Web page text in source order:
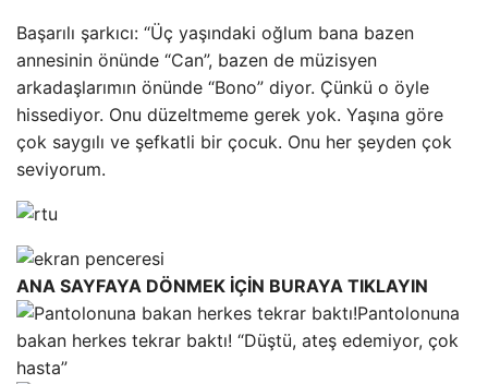
Başarılı şarkıcı: “Üç yaşındaki oğlum bana bazen
annesinin önünde “Can”, bazen de müzisyen
arkadaşlarımın önünde “Bono” diyor. Çünkü o öyle
hissediyor. Onu düzeltmeme gerek yok. Yaşına göre
çok saygılı ve şefkatli bir çocuk. Onu her şeyden çok
seviyorum.
ANA SAYFAYA DÖNMEK İÇİN BURAYA TIKLAYIN
Pantolonuna
bakan herkes tekrar baktı! “Düştü, ateş edemiyor, çok
hasta”